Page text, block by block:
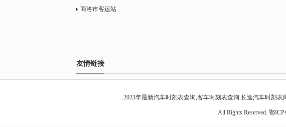
商洛市客运站
友情链接
2023年最新汽车时刻表查询,客车时刻表查询,长途汽车时刻表
All Rights Reserved. 鄂ICP